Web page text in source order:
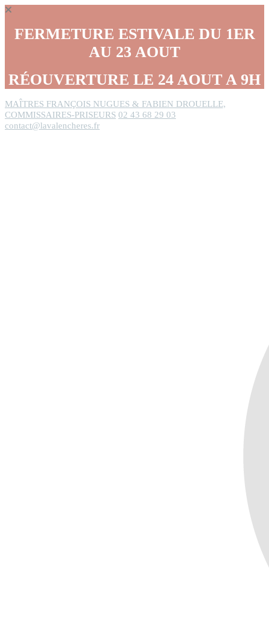
FERMETURE ESTIVALE DU 1ER
AU 23 AOUT
RÉOUVERTURE LE 24 AOUT A 9H
MAÎTRES FRANÇOIS NUGUES & FABIEN DROUELLE,
COMMISSAIRES-PRISEURS 02 43 68 29 03
contact@lavalencheres.fr
Panneau de gestion des cookies